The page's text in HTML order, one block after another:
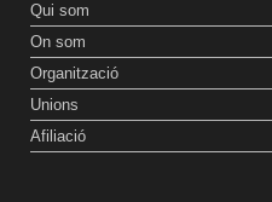
Qui som
On som
Organització
Unions
Afiliació